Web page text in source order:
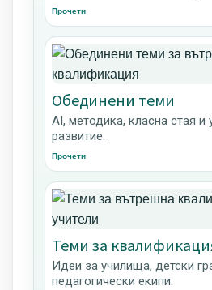
Прочети
Обединени теми
AI, методика, класна стая и
развитие.
Прочети
Теми за
Идеи за училища, детски
педагогически екипи.